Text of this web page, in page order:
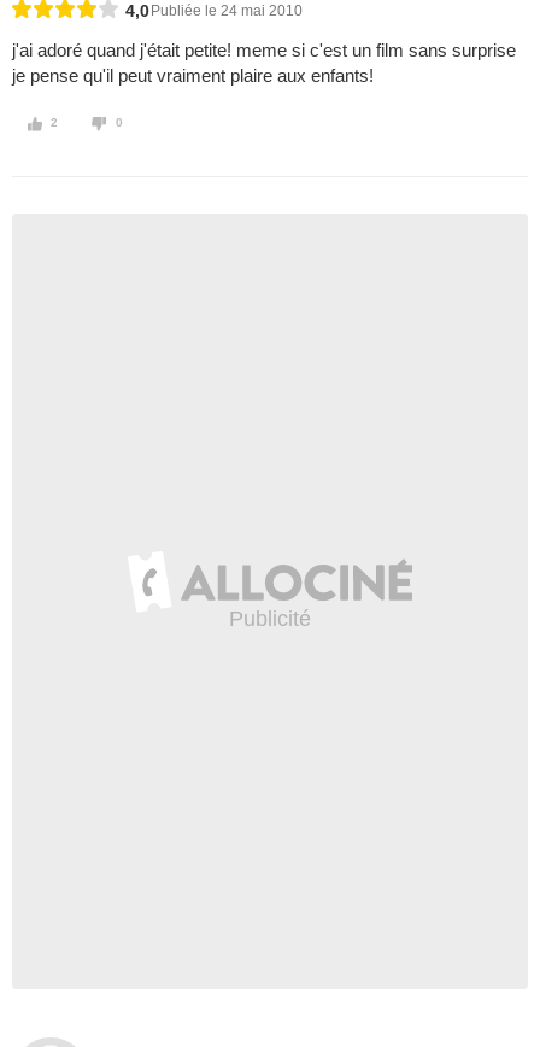
4,0 Publiée le 24 mai 2010
j'ai adoré quand j'était petite! meme si c'est un film sans surprise
je pense qu'il peut vraiment plaire aux enfants!
2 0